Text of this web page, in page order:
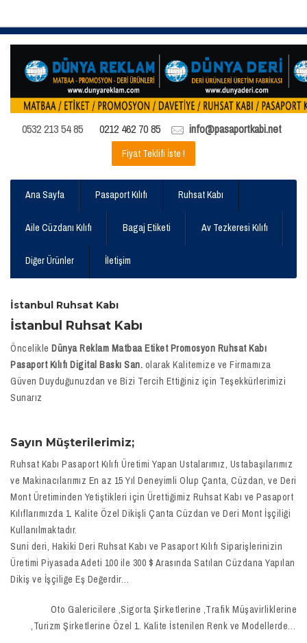
0532 213 54 85 0212 462 70 85 info@pasaportkabi.net
Fiyat Teklifi İste !
Ana Sayfa Pasaport Kılıfı Ruhsat Kabı
Aile Cüzdanı Kılıfı Bagaj Etiketi Av Tezkeresi Kılıfı
Diğer Ürünler İletişim
İstanbul Ruhsat Kabı
İstanbul Ruhsat Kabı
Öncelikle Dünya Reklam Matbaa Etiket Promosyon Ruhsat Kabı
Pasaport Kılıfı Digital Baskı San. olarak Kalitemize ve Firmamıza
Güven Duyduğunuzdan ve Bizi Tercih Ettiğiniz için Teşekkürlerimizi
Sunarız
Sayın Müşterilerimiz;
Ruhsat Kabı Pasaport Kılıfı Üretimi Yapan Ustalarımız, Ustabaşılarımız
ve Makinacılarımız En az 15 Yıl Deneyimli Olup Çanta, Cüzdan, ve Deri
Mont Üretiminden Yetiştikleri için Ürettiğimiz Ruhsat Kabı ve Pasaport
Kılıflarımızda 1. Kalite Özel Dikişli Çanta Cüzdan ve Deri Mont İşçiliği
Kullanılmaktadır.
Suni deri, Hakiki Deri Ruhsat Kabı ve Pasaport Kılıfı Siparişlerinizin
Üretimi Piyasada Adeti 100 ile 300 $ Arasında Satılan Cüzdana Yapılan
Dikiş ve İşçiliğe Eş Değerdir…
Oto Galericilere ,Sigorta Şirketlerine ,Trafik Müşavirliklerine
,Turizm Şirketlerine Özel 1. Kalite İstenilen Renk ve Modellerde…